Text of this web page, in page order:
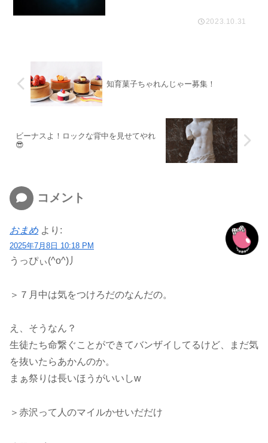
2023.10.31
知育菓子ちゃれんじゃー募集！
ビーナスよ！ロックな背中を見せてやれ
😎
コメント
おまめ より:
2025年7月8日 10:18 PM
うっぴぃ(^o^)丿
＞７月中は気をつけろだのなんだの。
え、そうなん？
生徒たち命繋ぐことができてバンザイしてるけど、まだ気
を抜いたらあかんのか。
まぁ祭りは長いほうがいいしw
＞赤沢って人のマイルかせいだだけ